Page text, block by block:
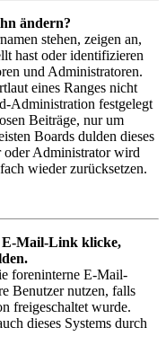
ändern?
stehen, zeigen an,
hast oder identifizieren
und Administratoren.
eines Ranges nicht
Administration festgelegt
Beiträge, nur um
Boards dulden dieses
oder Administrator wird
wieder zurücksetzen.
E-Mail-Link klicke,
foreninterne E-Mail-
Benutzer nutzen, falls
freigeschaltet wurde.
dieses Systems durch